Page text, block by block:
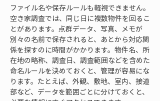
ファイル名や保存ルールも軽視できません。
空き家調査では、同じ日に複数物件を回るこ
とがあります。点群データ、写真、メモが
別々の名前で保存されると、あとから対応関
係を探すのに時間がかかります。物件名、所
在地の略称、調査日、調査範囲などを含めた
命名ルールを決めておくと、管理が容易にな
ります。たとえば、外観、敷地、室内、接道
部など、データを範囲ごとに分けておくと、